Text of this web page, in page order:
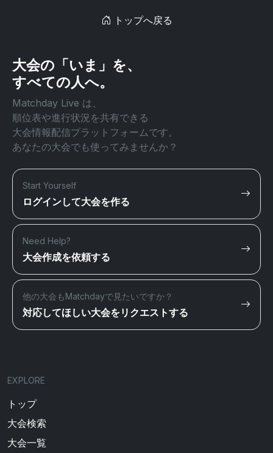
トップへ戻る
大会の「いま」を、
すべての人へ。
Matchday Live は、
順位表や進行状況を共有できる
大会情報配信プラットフォームです。
あなたの大会でも使ってみませんか？
Start Yourself
ログインして大会を作る
Need Help?
大会作成を依頼する
他の大会もMatchdayで見たいですか？
対応してほしい大会をリクエストする
EXPLORE
トップ
大会検索
大会一覧